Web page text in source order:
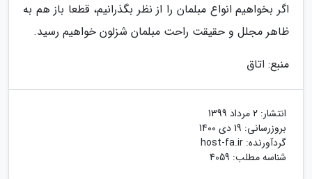
اگر بخواهیم انواع مبلمان را از نظر بگذرانیم، قطعا باز هم به
ظاهر مجلل و حقیقت راحت مبلمان شزلون خواهیم رسید.
منبع: اتاق
انتشار: 2 مرداد 1399
بروزرسانی: 19 دی 1400
گردآورنده: host-fa.ir
شناسه مطلب: 4059